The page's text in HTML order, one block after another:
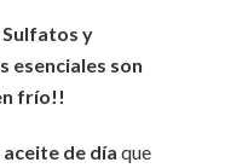
y
esenciales son
frío!!
de día que